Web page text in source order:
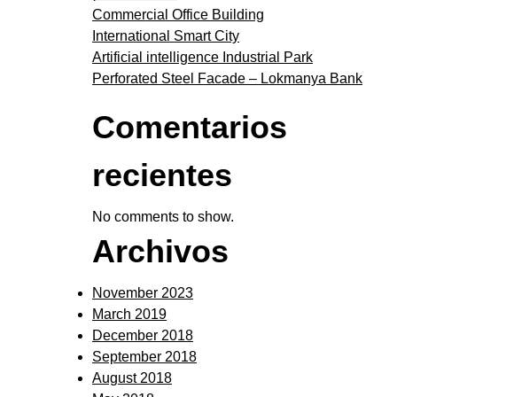
Commercial Office Building
International Smart City
Artificial intelligence Industrial Park
Perforated Steel Facade – Lokmanya Bank
Comentarios
recientes
No comments to show.
Archivos
November 2023
March 2019
December 2018
September 2018
August 2018